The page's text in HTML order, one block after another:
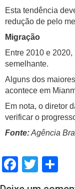
Esta tendência
redução de pelo
Migração
Entre 2010 e
semelhante.
Alguns dos
acontece em
Em nota, o diretor
verificar o
Fonte:Agência
Facebook